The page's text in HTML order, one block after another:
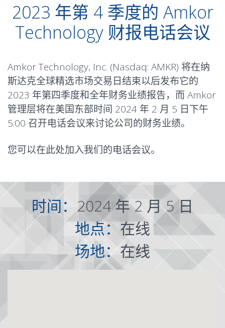
2023 年第 4 季度的 Amkor
Technology 财报电话会议
Amkor Technology, Inc. (Nasdaq: AMKR) 将在纳
斯达克全球精选市场交易日结束以后发布它的
2023 年第四季度和全年财务业绩报告，而 Amkor
管理层将在美国东部时间 2024 年 2 月 5 日下午
5:00 召开电话会议来讨论公司的财务业绩。
您可以在此处加入我们的电话会议。
时间：2024 年 2 月 5 日
地点：在线
场地： 在线